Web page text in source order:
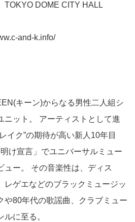
TOKYO DOME CITY HALL
and-k.info/
キーン)からなる男性二人組シ
ニット。 アーティストとして進
イク”の期待が高い新人10年目
け宣言」でユニバーサルミュー
ュー。 その音楽性は、ディス
レゲエなどのブラックミュージッ
や80年代の歌謡曲、クラブミュー
に至る。